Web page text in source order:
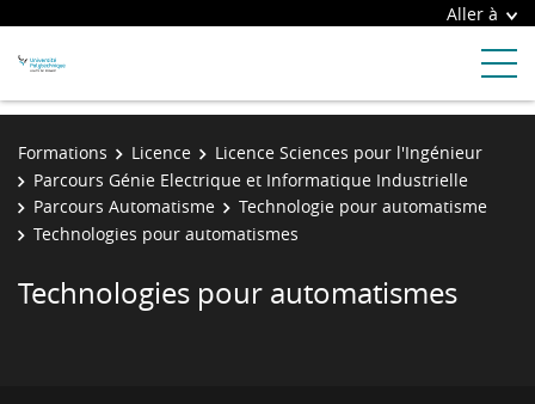
Aller à
Formations Licence
Licence Sciences pour l'Ingénieur
Parcours Génie Electrique et Informatique Industrielle
Parcours Automatisme
Technologie pour automatisme
Technologies pour automatismes
Technologies pour automatismes